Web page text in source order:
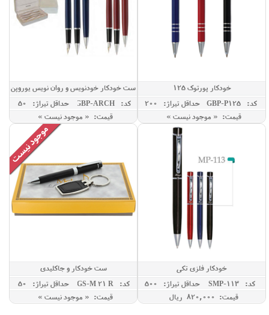
خودکار پورتوک 125
کد: GBP-P125
حداقل تيراژ: 200
قیمت: « موجود نیست »
ست خودکار خودنویس و روان نویس یوروپن
مدل ARCH
کد: GBP-ARCH
حداقل تيراژ: 50
قیمت: « موجود نیست »
خودکار فلزی تکی
کد: SMP-113
حداقل تيراژ: 500
قیمت: 820,000 ريال
ست خودکار و جاکلیدی
کد: GS-M 21 R
SET
حداقل تيراژ: 50
قیمت: « موجود نیست »